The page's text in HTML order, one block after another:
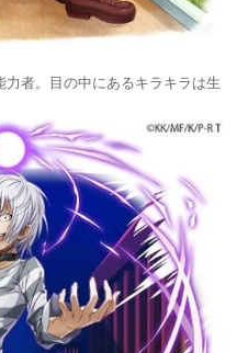
者。目の中にあるキラキラは生